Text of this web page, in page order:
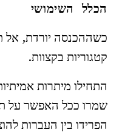
הכלל השימושי
כשההכנסה יורדת, אל
קטגוריות בקצוות.
התחילו מיתרות
שמרו ככל האפשר על
הפרידו בין העברות